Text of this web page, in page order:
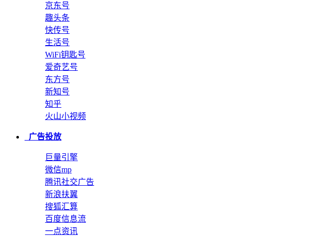
京东号
趣头条
快传号
生活号
WiFi钥匙号
爱奇艺号
东方号
新知号
知乎
火山小视频
广告投放
巨量引擎
微信mp
腾讯社交广告
新浪扶翼
搜狐汇算
百度信息流
一点资讯